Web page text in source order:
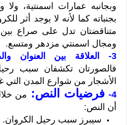
وبجانبه عمارات اسمنتية،
بجنباته كما لأنه لا يوجد أثر
متناقضتان تدل على صراع
ومجال اسمنتي مزدهر ومتسع.
3- العلاقة بين العنوان والصورة:
فالصورتان تكشفان سبب
الأشجار من شوارع المدن التي
4-
فرضيات النص: من
أن النص:
سيبرز سبب رحيل الكروان.